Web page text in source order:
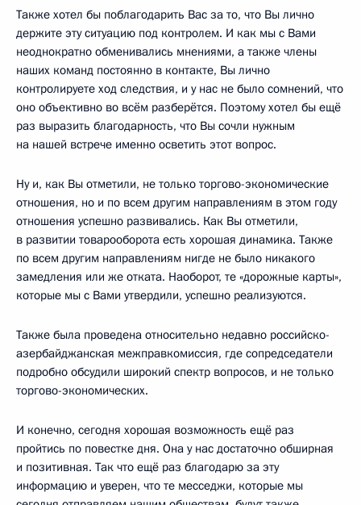
Также хотел бы поблагодарить Вас за то, что Вы лично
держите эту ситуацию под контролем. И как мы с Вами
неоднократно обменивались мнениями, а также члены
наших команд постоянно в контакте, Вы лично
контролируете ход следствия, и у нас не было сомнений, что
оно объективно во всём разберётся. Поэтому хотел бы ещё
раз выразить благодарность, что Вы сочли нужным
на нашей встрече именно осветить этот вопрос.
Ну и, как Вы отметили, не только торгово-экономические
отношения, но и по всем другим направлениям в этом году
отношения успешно развивались. Как Вы отметили,
в развитии товарооборота есть хорошая динамика. Также
по всем другим направлениям нигде не было никакого
замедления или же отката. Наоборот, те «дорожные карты»,
которые мы с Вами утвердили, успешно реализуются.
Также была проведена относительно недавно российско-
азербайджанская межправкомиссия, где сопредседатели
подробно обсудили широкий спектр вопросов, и не только
торгово-экономических.
И конечно, сегодня хорошая возможность ещё раз
пройтись по повестке дня. Она у нас достаточно обширная
и позитивная. Так что ещё раз благодарю за эту
информацию и уверен, что те месседжи, которые мы